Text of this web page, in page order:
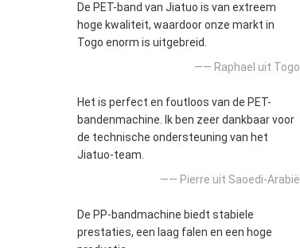
De PET-band van Jiatuo is van extreem
hoge kwaliteit, waardoor onze markt in
Togo enorm is uitgebreid.
—— Raphael uit Togo
Het is perfect en foutloos van de PET-
bandenmachine. Ik ben zeer dankbaar voor
de technische ondersteuning van het
Jiatuo-team.
—— Pierre uit Saoedi-Arabië
De PP-bandmachine biedt stabiele
prestaties, een laag falen en een hoge